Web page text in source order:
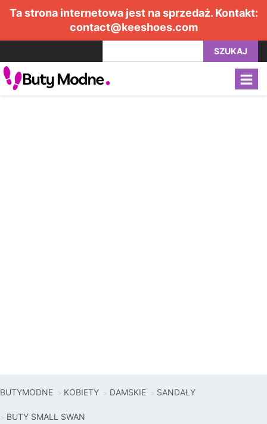
Ta strona internetowa jest na sprzedaż. Kontakt:
contact@keeshoes.com
SZUKAJ
BUTYMODNE KOBIETY DAMSKIE SANDAŁY
BUTY SMALL SWAN